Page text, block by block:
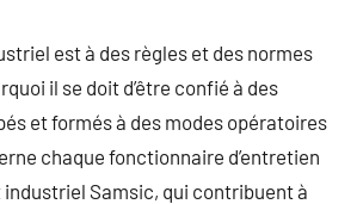
est à des règles et des normes
il se doit d’être confié à des
et formés à des modes opératoires
chaque fonctionnaire d’entretien
Samsic, qui contribuent à